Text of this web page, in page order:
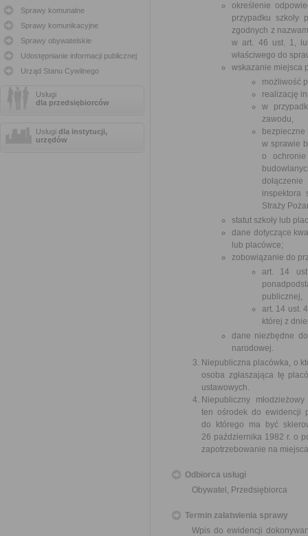
Sprawy komunalne
Sprawy komunikacyjne
Sprawy obywatelskie
Udostępnianie informacji publicznej
Urząd Stanu Cywilnego
Usługi
dla przedsiębiorców
Usługi dla instytucji,
urzędów
określenie
przypadku szkoły
zgodnych z
w art. 46 ust. 1,
właściwego do
wskazanie miejsca
możliwość
realizację
w
zawodu,
w sprawie
o
inspektora
Straży
statut szkoły lub
dane dotyczące
lub placówce;
zobowiązanie do
art. 14
publicznej,
art. 14 ust.
której z
dane niezbędne
narodowej.
Niepubliczna placówka, o
osoba zgłaszająca tę
ustawowych.
Niepubliczny
ten ośrodek do ewidencji
do którego ma być
26 października 1982 r. o
zapotrzebowanie na
Odbiorca usługi
Obywatel, Przedsiębiorca
Termin załatwienia sprawy
Wpis do ewidencji